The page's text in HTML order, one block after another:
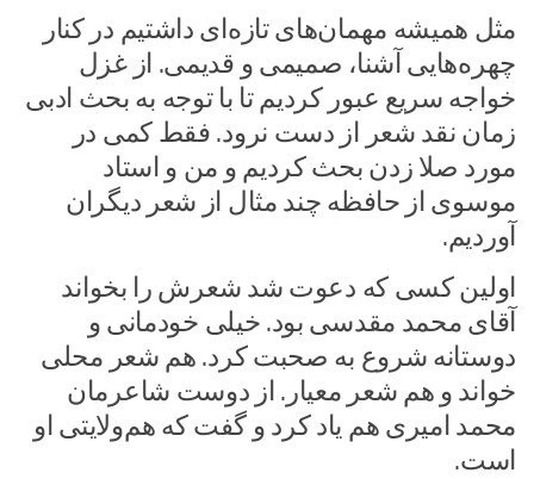
مثل همیشه مهمان‌های تازه‌ای داشتیم در کنار
چهره‌هایی آشنا، صمیمی و قدیمی. از غزل
خواجه سریع عبور کردیم تا با توجه به بحث ادبی
زمان نقد شعر از دست نرود. فقط کمی در
مورد صلا زدن بحث کردیم و من و استاد
موسوی از حافظه چند مثال از شعر دیگران
آوردیم.
اولین کسی که دعوت شد شعرش را بخواند
آقای محمد مقدسی بود. خیلی خودمانی و
دوستانه شروع به صحبت کرد. هم شعر محلی
خواند و هم شعر معیار. از دوست شاعرمان
محمد امیری هم یاد کرد و گفت که هم‌ولایتی او
است.